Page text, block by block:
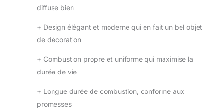
diffuse bien
+ Design élégant et moderne qui en fait un bel objet
de décoration
+ Combustion propre et uniforme qui maximise la
durée de vie
+ Longue durée de combustion, conforme aux
promesses